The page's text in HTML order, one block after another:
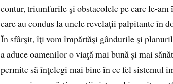
contur, triumfurile şi obstacolele pe care
care au condus la unele reve­laţii palpitante în
În sfârşit, îţi vom împărtăşi gândurile şi
a aduce oamenilor o viaţă mai bună şi mai
permite să înţelegi mai bine în ce fel sistemul